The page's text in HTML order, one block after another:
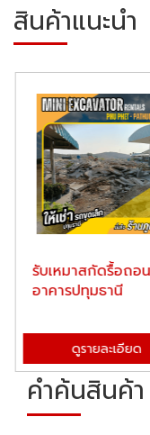
สินค้าแนะนำ
รับเหมาสกัดรื้อถอน
อาคารปทุมธานี
ดูรายละเอียด
คำค้นสินค้า